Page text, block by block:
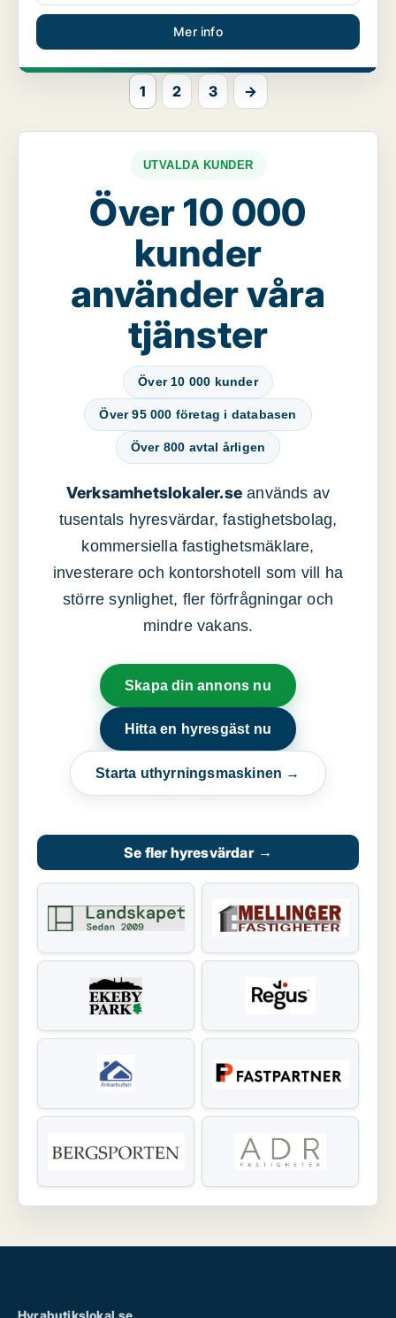
Mer info
1 2 3 →
UTVALDA KUNDER
Över 10 000
kunder
använder våra
tjänster
Över 10 000 kunder
Över 95 000 företag i databasen
Över 800 avtal årligen
Verksamhetslokaler.se används av
tusentals hyresvärdar, fastighetsbolag,
kommersiella fastighetsmäklare,
investerare och kontorshotell som vill ha
större synlighet, fler förfrågningar och
mindre vakans.
Skapa din annons nu
Hitta en hyresgäst nu
Starta uthyrningsmaskinen →
Se fler hyresvärdar →